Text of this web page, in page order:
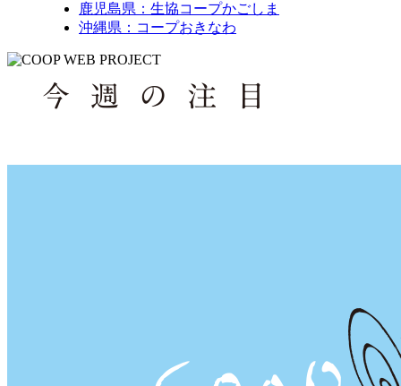
鹿児島県：生協コープかごしま
沖縄県：コープおきなわ